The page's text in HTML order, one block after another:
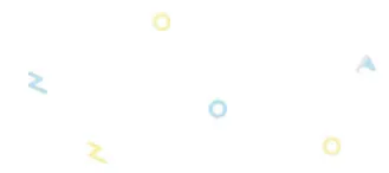
スタンダード・シンプルモデル（初期モデ
カラーモデル（全9種）
その他・セット品
ピンク系